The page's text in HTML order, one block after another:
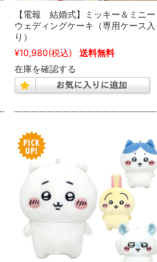
【電報 結婚式】ミッキー＆ミニー
ウェディングケーキ（専用ケース入
り）
¥10,980(税込)
送料無料
在庫を確認する